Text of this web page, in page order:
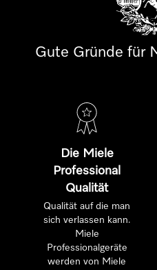
Gute Gründe für
Die Miele
Professional
Qualität
Qualität auf die man
sich verlassen kann.
Miele
Professionalgeräte
werden von Miele